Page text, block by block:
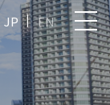
EN
JP